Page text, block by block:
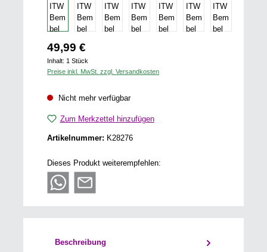
Regulärer Preis:
49,99 €
Inhalt: 1 Stück
Preise inkl. MwSt. zzgl. Versandkosten
Nicht mehr verfügbar
Zum Merkzettel hinzufügen
Artikelnummer: K28276
Dieses Produkt weiterempfehlen:
Beschreibung